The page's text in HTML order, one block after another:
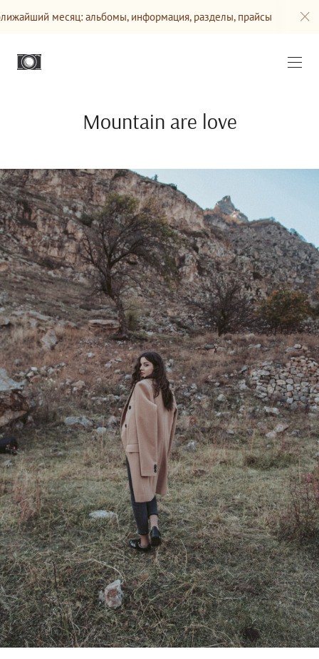
месяц: альбомы, информация, разделы, прайсы
Mountain are love